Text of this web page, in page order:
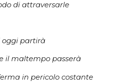
di attraversarle
oggi partirà
il maltempo passerà
in pericolo costante